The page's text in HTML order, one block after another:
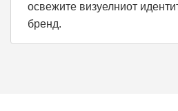
освежите визуелниот
бренд.